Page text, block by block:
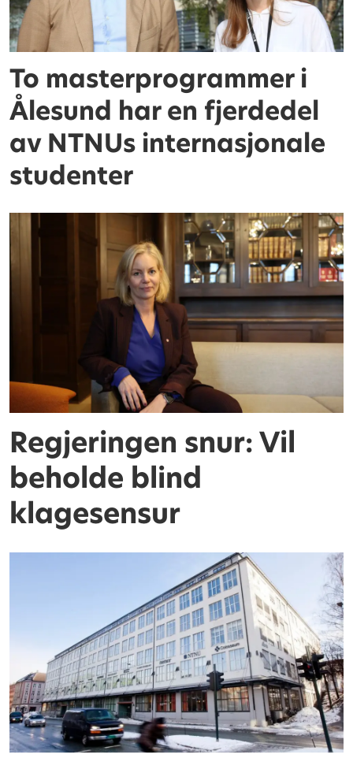
To masterprogrammer i
Ålesund har en fjerdedel
av NTNUs internasjonale
studenter
Regjeringen snur: Vil
beholde blind
klagesensur